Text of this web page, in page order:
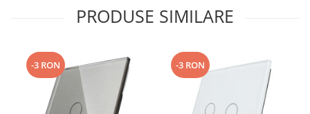
PRODUSE SIMILARE
-3 RON -3 RON